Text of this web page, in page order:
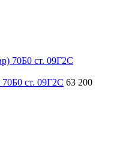
70Б0 ст. 09Г2С 63 200